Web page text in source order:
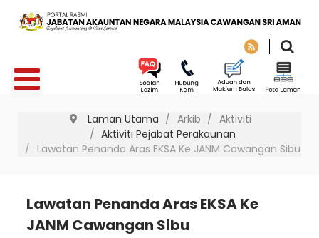
Laman Utama Arkib
Aktiviti
Aktiviti Pejabat Perakaunan
Lawatan Penanda Aras EKSA Ke JANM Cawangan Sibu
Lawatan Penanda Aras EKSA Ke
JANM Cawangan Sibu